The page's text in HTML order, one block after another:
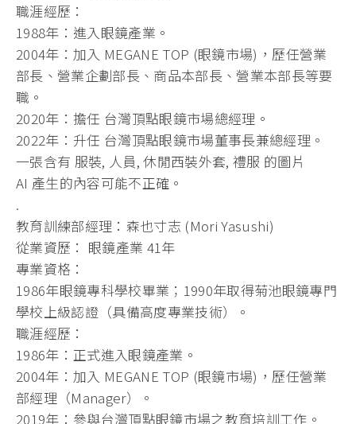
職涯經歷：
1988年：進入眼鏡產業。
2004年：加入 MEGANE TOP (眼鏡市場)，歷任營業
部長、營業企劃部長、商品本部長、營業本部長等要
職。
2020年：擔任 台灣頂點眼鏡市場總經理。
2022年：升任 台灣頂點眼鏡市場董事長兼總經理。
一張含有 服裝, 人員, 休閒西裝外套, 禮服 的圖片
AI 產生的內容可能不正確。
.
教育訓練部經理：森也寸志 (Mori Yasushi)
從業資歷： 眼鏡產業 41年
專業資格：
1986年眼鏡專科學校畢業；1990年取得菊池眼鏡專門
學校上級認證（具備高度專業技術）。
職涯經歷：
1986年：正式進入眼鏡產業。
2004年：加入 MEGANE TOP (眼鏡市場)，歷任營業
部經理（Manager）。
2019年：參與台灣頂點眼鏡市場之教育培訓工作。